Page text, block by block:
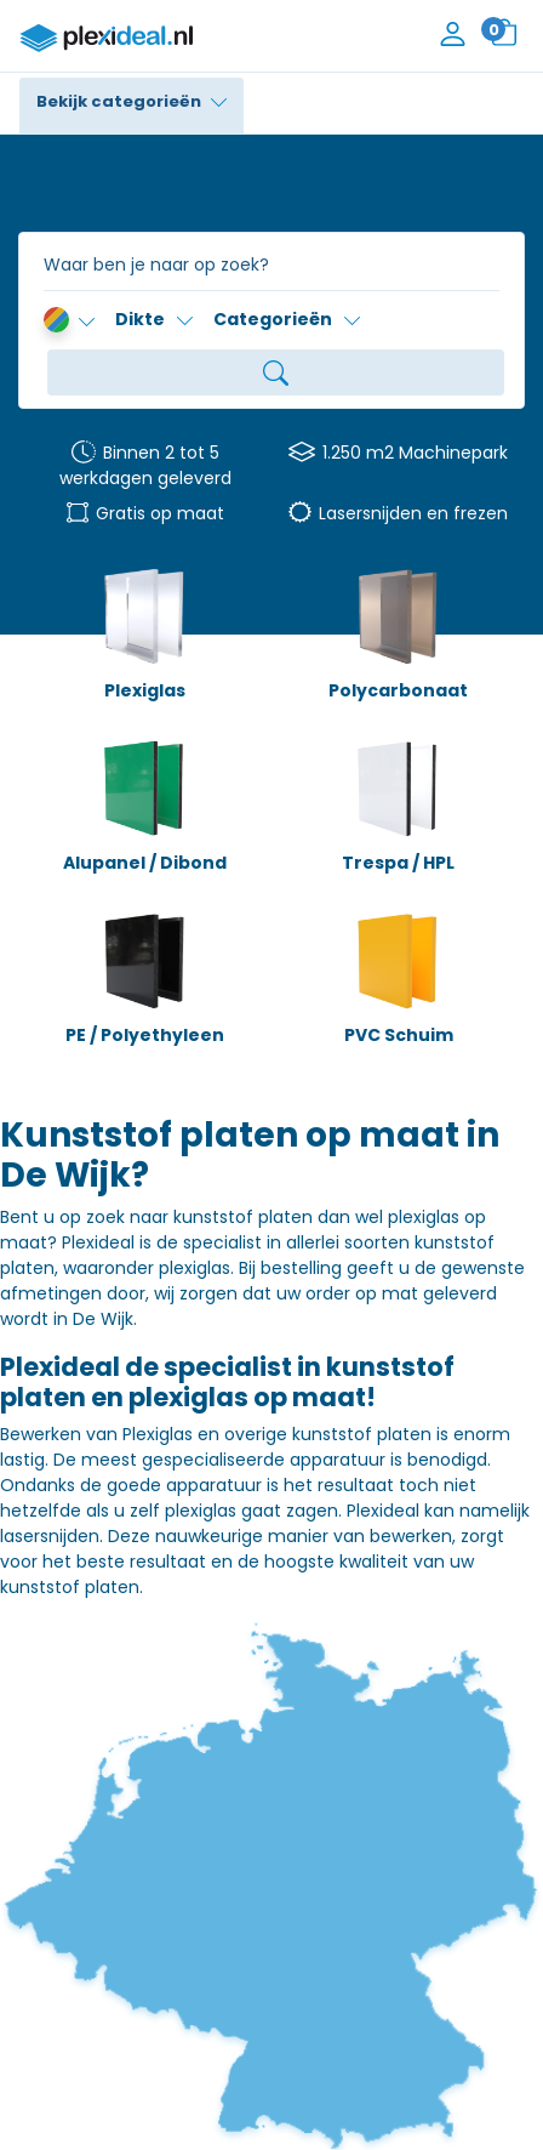
0
Bekijk categorieën
Trespa® / HPL
Alupanel / Dibond®
Accessoires
Dikte Categorieën
Binnen 2 tot 5
werkdagen geleverd
1.250 m2 Machinepark
Gratis op maat Lasersnijden en frezen
Plexiglas Polycarbonaat
Alupanel / Dibond Trespa / HPL
PE / Polyethyleen PVC Schuim
Kunststof platen op maat in
De Wijk?
Bent u op zoek naar kunststof platen dan wel plexiglas op
maat? Plexideal is de specialist in allerlei soorten kunststof
platen, waaronder plexiglas. Bij bestelling geeft u de gewenste
afmetingen door, wij zorgen dat uw order op mat geleverd
wordt in De Wijk.
Plexideal de specialist in kunststof
platen en plexiglas op maat!
Bewerken van Plexiglas en overige kunststof platen is enorm
lastig. De meest gespecialiseerde apparatuur is benodigd.
Ondanks de goede apparatuur is het resultaat toch niet
hetzelfde als u zelf plexiglas gaat zagen. Plexideal kan namelijk
lasersnijden. Deze nauwkeurige manier van bewerken, zorgt
voor het beste resultaat en de hoogste kwaliteit van uw
kunststof platen.